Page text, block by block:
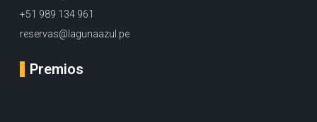
+51 989 134 961
reservas@lagunaazul.pe
Premios